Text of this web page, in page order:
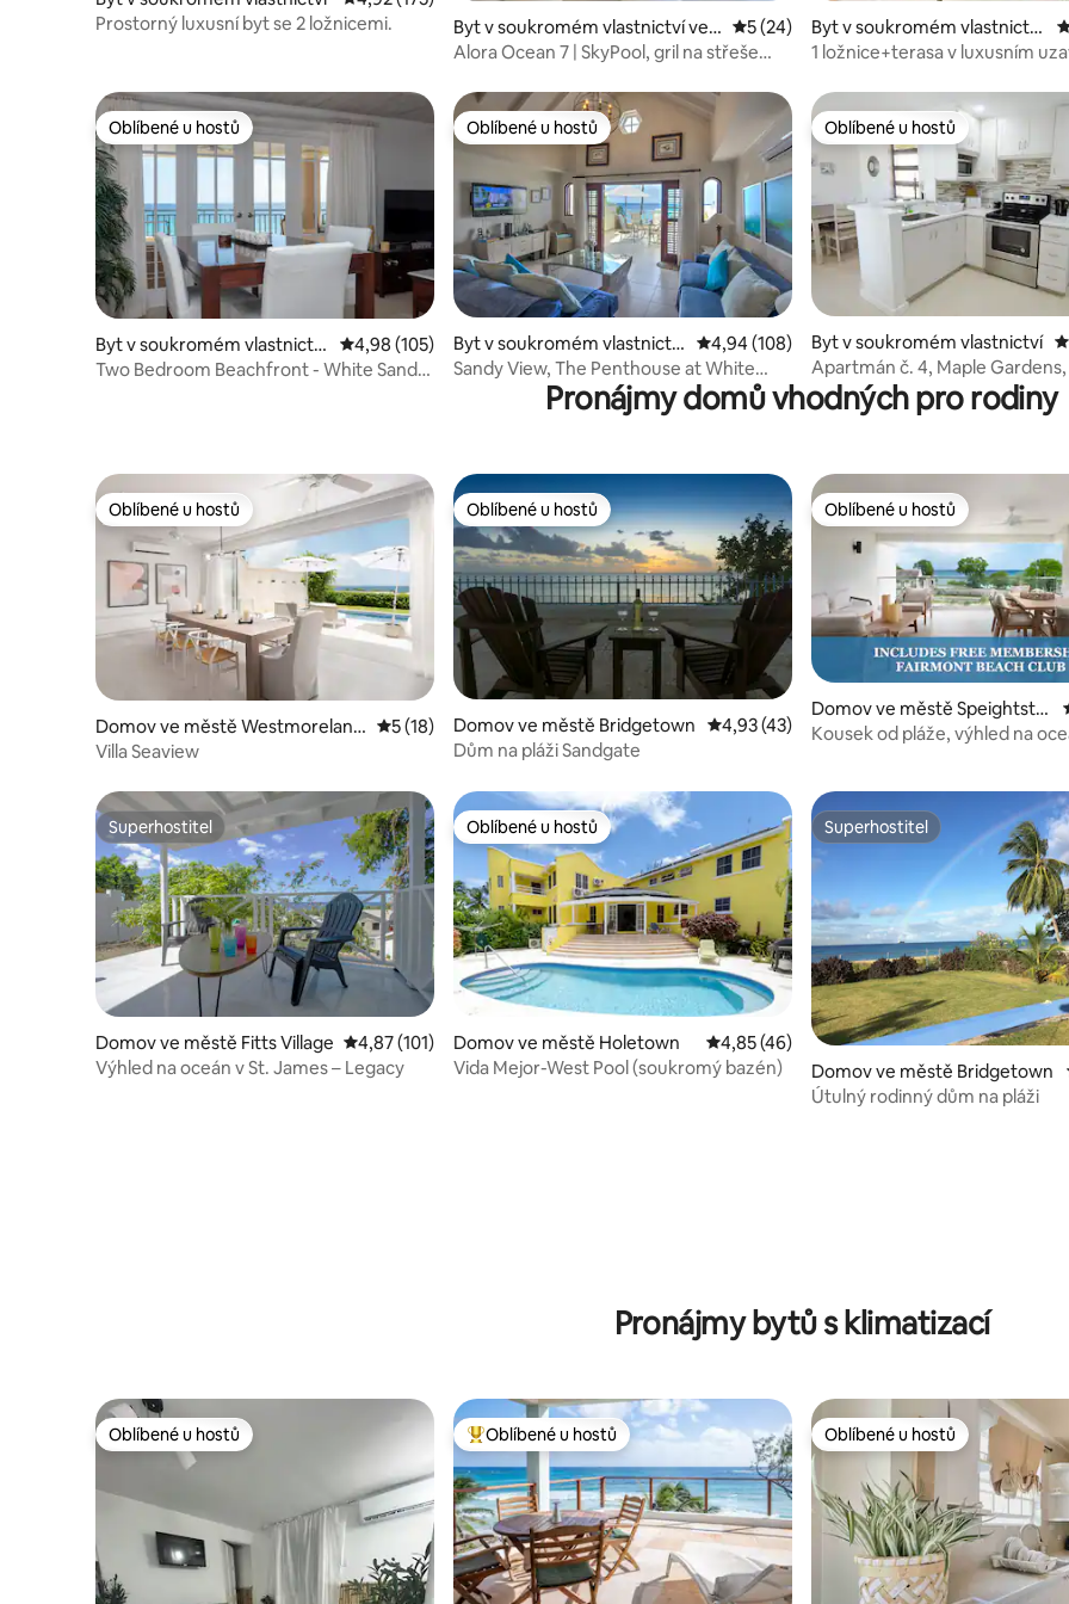
Prostorný luxusní byt se 2 ložnicemi.
Byt v soukromém vlastnictví ve
městě Lower Carlton
Průměrné hodnocení 5 z 5, 24 hodnocení
5 (24)
Alora Ocean 7 | SkyPool, gril na střeše
Byt v soukromém vlastnictví
ve městě Hastings
1 ložnice+terasa v luxusním
Oblíbené u hostů
Oblíbené u hostů
Byt v soukromém vlastnictví
ve městě Oistins
Průměrné hodnocení 4,98 z 5, 105 hodnocení
4,98 (105)
Two Bedroom Beachfront - White Sands
Oblíbené u hostů
Oblíbené u hostů
Byt v soukromém vlastnictví
ve městě Speightstown
Průměrné hodnocení 4,94 z 5, 108 hodnocení
4,94 (108)
Sandy View, The Penthouse at White
Oblíbené u hostů
Oblíbené u hostů
Byt v soukromém vlastnictví
Apartmán č. 4, Maple
Church.
Pronájmy domů vhodných pro rodiny
Oblíbené u hostů
Oblíbené u hostů
Domov ve městě Westmoreland
Hills
Průměrné hodnocení 5 z 5, 18 hodnocení
5 (18)
Villa Seaview
Oblíbené u hostů
Oblíbené u hostů
Domov ve městě Bridgetown Průměrné hodnocení 4,93 z 5, 43 hodnocení
4,93 (43)
Dům na pláži Sandgate
Oblíbené u hostů
Oblíbené u hostů
Domov ve městě Speightsto
wn
Kousek od pláže, výhled na
Superhostitel
Superhostitel
Domov ve městě Fitts Village Průměrné hodnocení 4,87 z 5, 101 hodnocení
4,87 (101)
Výhled na oceán v St. James – Legacy
Oblíbené u hostů
Oblíbené u hostů
Domov ve městě Holetown Průměrné hodnocení 4,85 z 5, 46 hodnocení
4,85 (46)
Vida Mejor-West Pool (soukromý bazén)
Superhostitel
Superhostitel
Domov ve městě Bridgetown
Útulný rodinný dům na pláži
Pronájmy bytů s klimatizací
Oblíbené u hostů
Oblíbené u hostů Nejlepší v kategorii Oblíbené u hostů
Oblíbené u hostů Oblíbené u hostů
Oblíbené u hostů